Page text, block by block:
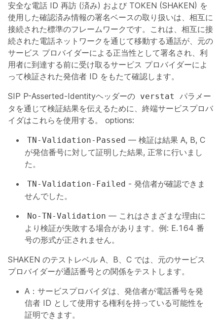
安全な電話 ID 再訪 (済み) および TOKEN (SHAKEN) を
使用した確認済み情報の署名ベースの取り扱いは、相互に
接続された標準のフレームワークです。これは、相互に接
続された電話ネットワークを通じて移動する通話が、元の
サービス プロバイダーによる正当性として署名され、利
用者に到達する前に受け取るサービス プロバイダーによ
って検証された発信者 ID をもたて確認します。
SIP P-Asserted-Identityヘッダーの verstat
パラメー
タを通じて検証結果を伝えるために、終端サービスプロバ
イダはこれらを使用する。 options:​
TN-Validation-Passed — 検証は結果 A, B, C
が発信番号に対して証明した結果, 正常に行いまし
た。
TN-Validation-Failed - 発信者が確認できま
せんでした。
No-TN-Validation — これはさまざまな理由に
より検証が失敗する場合があります。例: E.164 番
号の形式が正されません。
SHAKEN のテストレベル A、B、C では、元のサービス
プロバイダーが通話番号との関係をテストします。
A：サービスプロバイダは、発信者が電話番号を発
信者 ID として使用する権利を持っている可能性を
証明できます。